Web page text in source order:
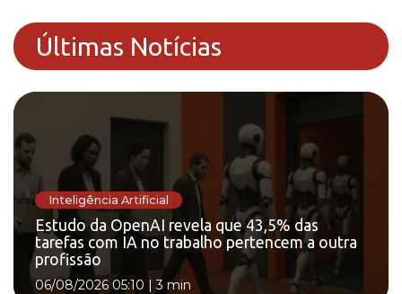
Últimas Notícias
Inteligência Artificial
Estudo da OpenAI revela que 43,5% das
tarefas com IA no trabalho pertencem a outra
profissão
06/08/2026 05:10 |3 min